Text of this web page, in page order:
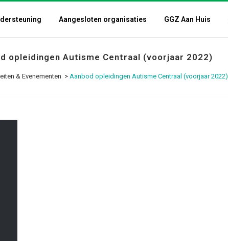
Aangesloten organisaties GGZ Aan Huis
opleidingen Autisme Centraal (voorjaar 2022)
& Evenementen > Aanbod opleidingen Autisme Centraal (voorjaar 2022)